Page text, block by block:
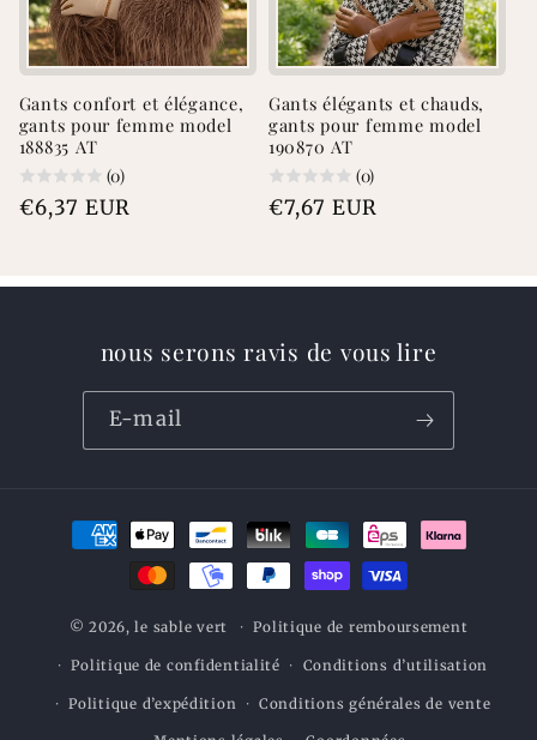
Gants confort et élégance,
gants pour femme model
188835 AT
(0)
Prix
€6,37 EUR
Gants élégants et chauds,
gants pour femme model
190870 AT
(0)
Prix
€7,67 EUR
nous serons ravis de vous lire
E-mail
Moyens
© 2026,le sable vert Politique de remboursement
Politique de confidentialité Conditions d’utilisation
Politique d’expédition Conditions générales de vente